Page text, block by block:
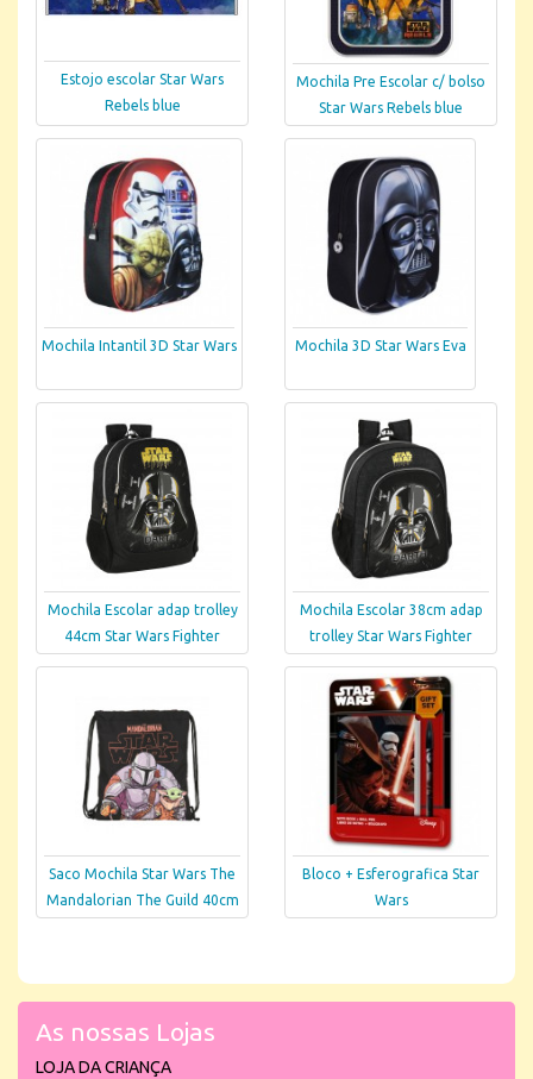
Estojo escolar Star Wars
Rebels blue
Mochila Pre Escolar c/ bolso
Star Wars Rebels blue
Mochila Intantil 3D Star Wars Mochila 3D Star Wars Eva
Mochila Escolar adap trolley
44cm Star Wars Fighter
Mochila Escolar 38cm adap
trolley Star Wars Fighter
Saco Mochila Star Wars The
Mandalorian The Guild 40cm
Bloco + Esferografica Star
Wars
As nossas Lojas
LOJA DA CRIANÇA